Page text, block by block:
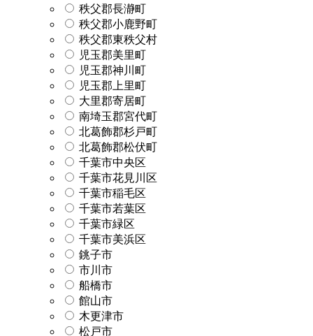
秩父郡長瀞町
秩父郡小鹿野町
秩父郡東秩父村
児玉郡美里町
児玉郡神川町
児玉郡上里町
大里郡寄居町
南埼玉郡宮代町
北葛飾郡杉戸町
北葛飾郡松伏町
千葉市中央区
千葉市花見川区
千葉市稲毛区
千葉市若葉区
千葉市緑区
千葉市美浜区
銚子市
市川市
船橋市
館山市
木更津市
松戸市